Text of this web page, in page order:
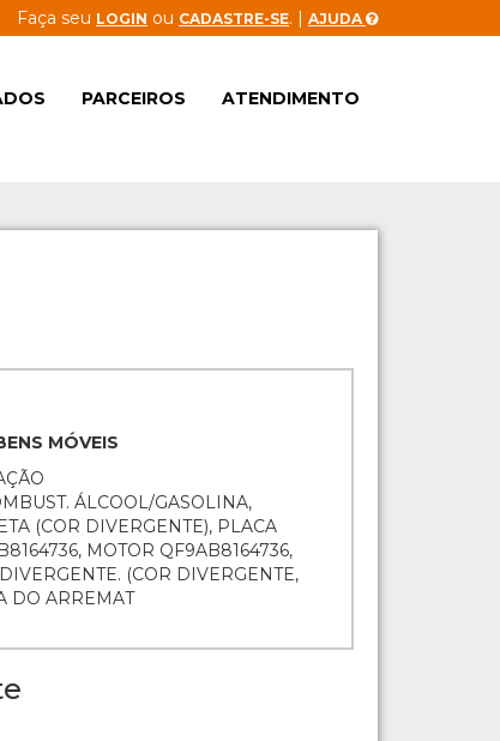
Faça seu LOGIN ou CADASTRE-SE. | AJUDA
PARCEIROS ATENDIMENTO
MÓVEIS
ÁLCOOL/GASOLINA,
(COR DIVERGENTE), PLACA
MOTOR QF9AB8164736,
(COR DIVERGENTE,
DO ARREMAT